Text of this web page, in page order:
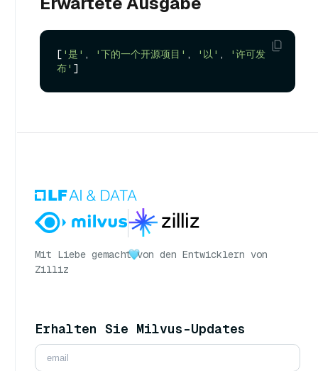
[ '是' , '下的一个开源项目' , '以' ,
'许可发
布'
Mit Liebe gemacht von den Entwicklern von
Zilliz
Erhalten Sie Milvus-Updates